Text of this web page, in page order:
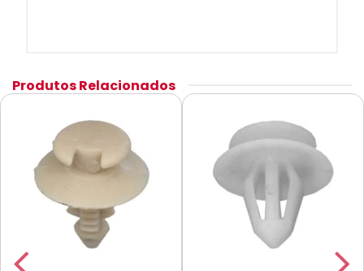
Produtos Relacionados